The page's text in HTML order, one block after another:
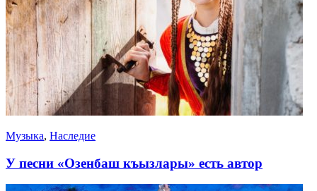
Музыка, Наследие
У песни «Озенбаш къызлары» есть автор